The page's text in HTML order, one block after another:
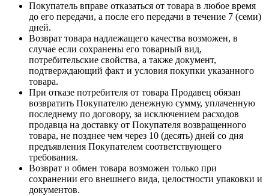
Покупатель вправе отказаться от товара в любое время
до его передачи, а после его передачи в течение 7 (семи)
дней.
Возврат товара надлежащего качества возможен, в
случае если сохранены его товарный вид,
потребительские свойства, а также документ,
подтверждающий факт и условия покупки указанного
товара.
При отказе потребителя от товара Продавец обязан
возвратить Покупателю денежную сумму, уплаченную
последнему по договору, за исключением расходов
продавца на доставку от Покупателя возвращенного
товара, не позднее чем через 10 (десять) дней со дня
предъявления Покупателем соответствующего
требования.
Возврат и обмен товара возможен только при
сохранении его внешнего вида, целостности упаковки и
документов.